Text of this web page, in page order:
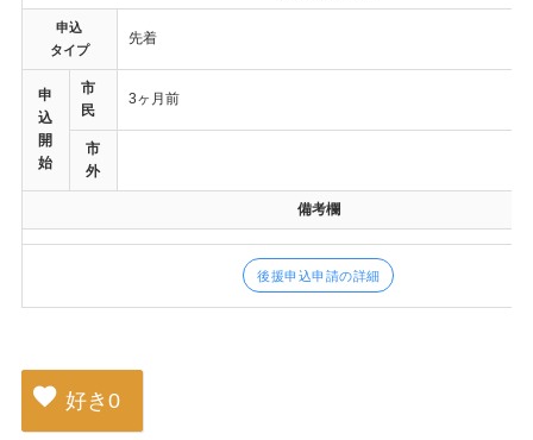
申込
タイプ
先着
申
込
開
始
市
民
3ヶ月前
市
外
備考欄
後援申込申請の詳細
好き 0